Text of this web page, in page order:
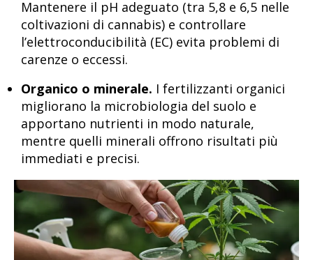
Mantenere il pH adeguato (tra 5,8 e 6,5 nelle
coltivazioni di cannabis) e controllare
l’elettroconducibilità (EC) evita problemi di
carenze o eccessi.
Organico o minerale. I fertilizzanti organici
migliorano la microbiologia del suolo e
apportano nutrienti in modo naturale,
mentre quelli minerali offrono risultati più
immediati e precisi.